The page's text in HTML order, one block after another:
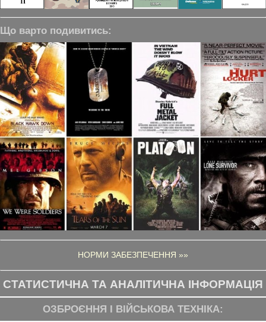
Що варто подивитись:
НОРМИ ЗАБЕЗПЕЧЕННЯ »»
СТАТИСТИЧНА ТА АНАЛІТИЧНА ІНФОРМАЦІЯ
ОЗБРОЄННЯ І ВІЙСЬКОВА ТЕХНІКА: